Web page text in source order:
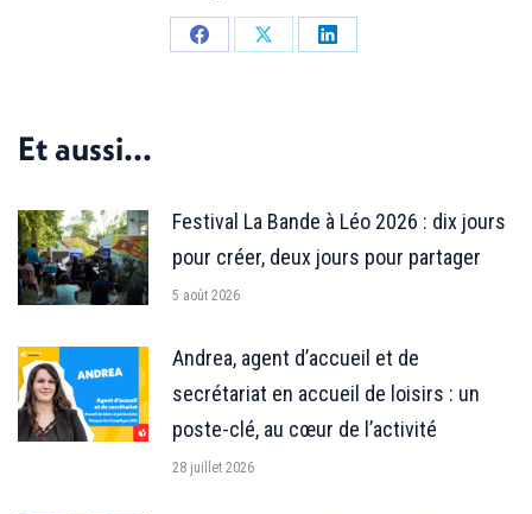
PartagerPartagerPartager
Et aussi...
Festival La Bande à Léo 2026 : dix jours
pour créer, deux jours pour partager
5 août 2026
Andrea, agent d’accueil et de
secrétariat en accueil de loisirs : un
poste-clé, au cœur de l’activité
28 juillet 2026